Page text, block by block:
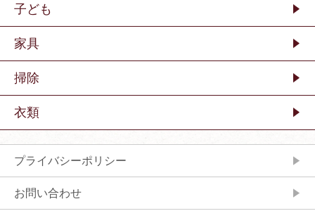
子ども
家具
掃除
衣類
プライバシーポリシー
お問い合わせ